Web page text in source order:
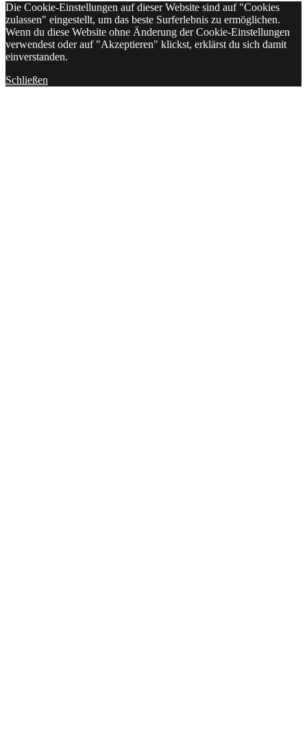
Die Cookie-Einstellungen auf dieser Website sind auf "Cookies
zulassen" eingestellt, um das beste Surferlebnis zu ermöglichen.
Wenn du diese Website ohne Änderung der Cookie-Einstellungen
verwendest oder auf "Akzeptieren" klickst, erklärst du sich damit
einverstanden.
Schließen